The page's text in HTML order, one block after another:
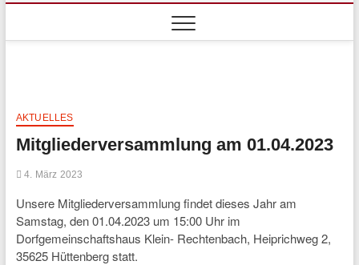
AKTUELLES
Mitgliederversammlung am 01.04.2023
4. März 2023
Unsere Mitgliederversammlung findet dieses Jahr am
Samstag, den 01.04.2023 um 15:00 Uhr im
Dorfgemeinschaftshaus Klein- Rechtenbach, Heiprichweg 2,
35625 Hüttenberg statt.